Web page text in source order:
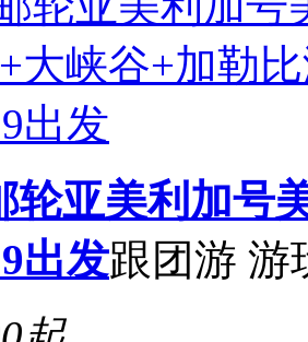
轮亚美利加号
出发跟团游 游